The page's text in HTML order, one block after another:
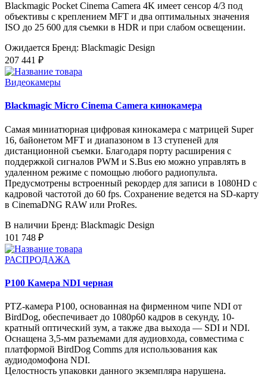
Blackmagic Pocket Cinema Camera 4K имеет сенсор 4/3 под
объективы с креплением MFT и два оптимальных значения
ISO до 25 600 для съемки в HDR и при слабом освещении.
Ожидается Бренд: Blackmagic Design
207 441 ₽
Видеокамеры
Blackmagic Micro Cinema Camera кинокамера
Самая миниатюрная цифровая кинокамера с матрицей Super
16, байонетом MFT и диапазоном в 13 ступеней для
дистанционной съемки. Благодаря порту расширения с
поддержкой сигналов PWM и S.Bus ею можно управлять в
удаленном режиме с помощью любого радиопульта.
Предусмотрены встроенный рекордер для записи в 1080HD с
кадровой частотой до 60 fps. Сохранение ведется на SD-карту
в CinemaDNG RAW или ProRes.
В наличии Бренд: Blackmagic Design
101 748 ₽
РАСПРОДАЖА
P100 Камера NDI черная
PTZ-камера P100, основанная на фирменном чипе NDI от
BirdDog, обеспечивает до 1080p60 кадров в секунду, 10-
кратный оптический зум, а также два выхода — SDI и NDI.
Оснащена 3,5-мм разъемами для аудиовхода, совместима с
платформой BirdDog Comms для использования как
аудиодомофона NDI.
Целостность упаковки данного экземпляра нарушена.